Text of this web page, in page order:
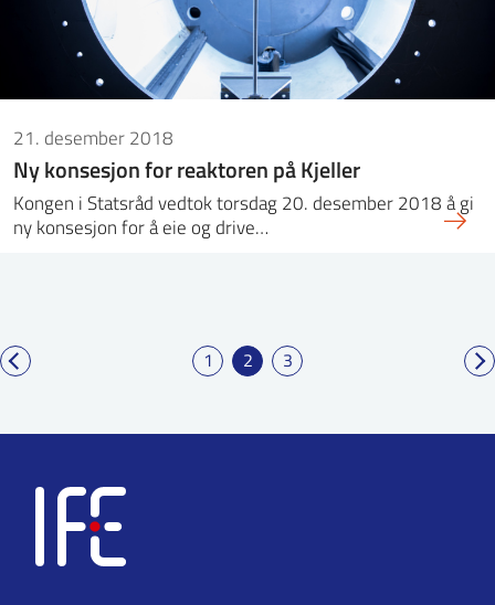
21. desember 2018
Ny konsesjon for reaktoren på Kjeller
Kongen i Statsråd vedtok torsdag 20. desember 2018 å gi
ny konsesjon for å eie og drive…
1 2 3